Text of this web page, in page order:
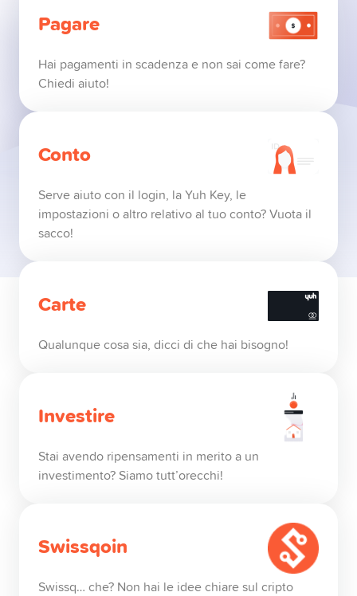
Swissqoin
Yuh 14+
Pagare
Hai pagamenti in scadenza e non sai come fare?
Chiedi aiuto!
Conto
Serve aiuto con il login, la Yuh Key, le
impostazioni o altro relativo al tuo conto? Vuota il
sacco!
Carte
Qualunque cosa sia, dicci di che hai bisogno!
Investire
Stai avendo ripensamenti in merito a un
investimento? Siamo tutt’orecchi!
Swissqoin
Swissq… che? Non hai le idee chiare sul cripto